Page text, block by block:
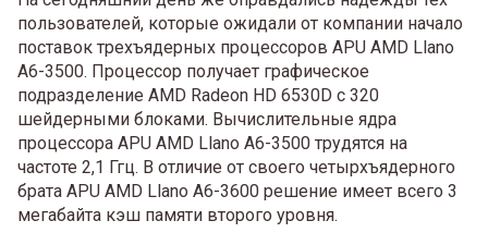
пользователей, которые ожидали от компании начало
поставок трехъядерных процессоров APU AMD Llano
A6-3500. Процессор получает графическое
подразделение AMD Radeon HD 6530D с 320
шейдерными блоками. Вычислительные ядра
процессора APU AMD Llano A6-3500 трудятся на
частоте 2,1 Ггц. В отличие от своего четырхъядерного
брата APU AMD Llano A6-3600 решение имеет всего 3
мегабайта кэш памяти второго уровня.